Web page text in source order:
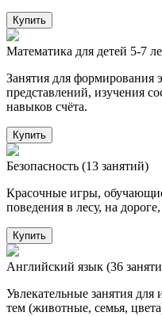
Купить
Математика для детей 5-7
Занятия для формирования
представлений, изучения
навыков счёта.
Купить
Безопасность (13 занятий)
Красочные игры,
поведения в лесу, на
Купить
Английский язык (36
Увлекательные занятия для
тем (животные, семья,